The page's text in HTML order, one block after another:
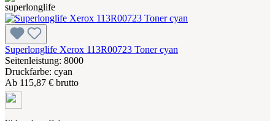
Superlonglife Xerox 113R00723 Toner cyan
Seitenleistung: 8000
Druckfarbe: cyan
Ab 115,87 € brutto